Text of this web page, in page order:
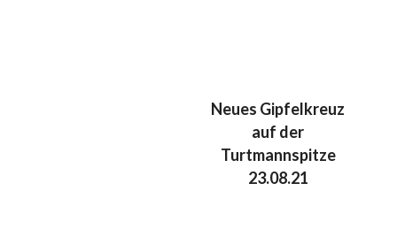
Neues Gipfelkreuz
auf der
Turtmannspitze
23.08.21